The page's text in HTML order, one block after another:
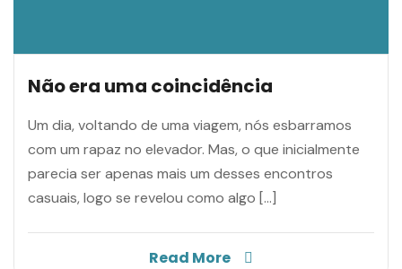
Não era uma coincidência
Um dia, voltando de uma viagem, nós esbarramos
com um rapaz no elevador. Mas, o que inicialmente
parecia ser apenas mais um desses encontros
casuais, logo se revelou como algo […]
Read More